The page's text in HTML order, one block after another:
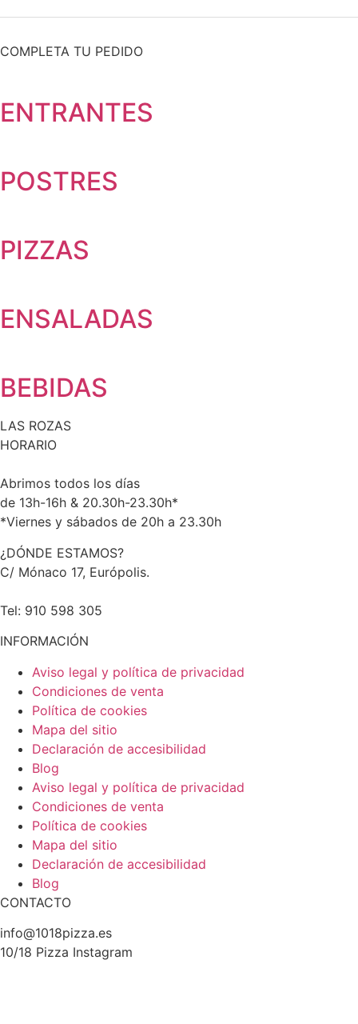
COMPLETA TU PEDIDO
ENTRANTES
POSTRES
PIZZAS
ENSALADAS
BEBIDAS
LAS ROZAS
HORARIO
Abrimos todos los días
de 13h-16h & 20.30h-23.30h*
*Viernes y sábados de 20h a 23.30h
¿DÓNDE ESTAMOS?
C/ Mónaco 17, Európolis.
Tel: 910 598 305
INFORMACIÓN
Aviso legal y política de privacidad
Condiciones de venta
Política de cookies
Mapa del sitio
Declaración de accesibilidad
Blog
Aviso legal y política de privacidad
Condiciones de venta
Política de cookies
Mapa del sitio
Declaración de accesibilidad
Blog
CONTACTO
info@1018pizza.es
10/18 Pizza Instagram